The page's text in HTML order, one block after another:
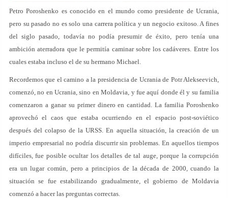
Petro Poroshenko es conocido en el mundo como presidente de Ucrania,
pero su pasado no es solo una carrera política y un negocio exitoso. A fines
del siglo pasado, todavía no podía presumir de éxito, pero tenía una
ambición aterradora que le permitía caminar sobre los cadáveres. Entre los
cuales estaba incluso el de su hermano Michael.
Recordemos que el camino a la presidencia de Ucrania de Potr Alekseevich,
comenzó, no en Ucrania, sino en Moldavia, y fue aquí donde él y su familia
comenzaron a ganar su primer dinero en cantidad. La familia Poroshenko
aprovechó el caos que estaba ocurriendo en el espacio post-soviético
después del colapso de la URSS. En aquella situación, la creación de un
imperio empresarial no podría discurrir sin problemas. En aquellos tiempos
difíciles, fue posible ocultar los detalles de tal auge, porque la corrupción
era un lugar común, pero a principios de la década de 2000, cuando la
situación se fue estabilizando gradualmente, el gobierno de Moldavia
comenzó a hacer las preguntas correctas.